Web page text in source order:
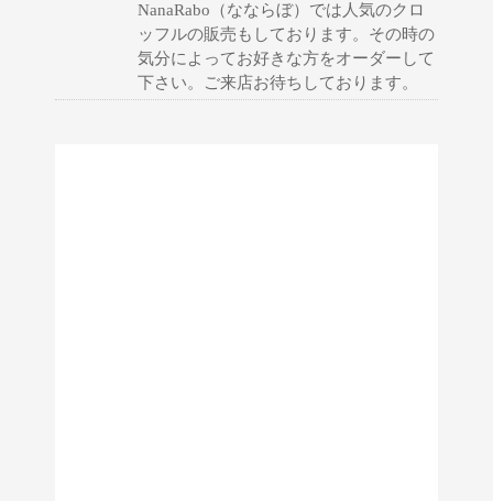
NanaRabo（なならぼ）では人気のクロ
ッフルの販売もしております。その時の
気分によってお好きな方をオーダーして
下さい。ご来店お待ちしております。